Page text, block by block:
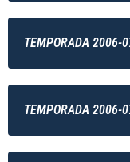
TEMPORADA 2006-
TEMPORADA 2006-